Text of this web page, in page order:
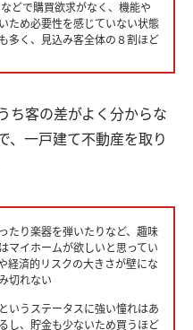
どで購買欲求がなく、機能や
ため必要性を感じていない状態
多く、見込み客全体の８割ほど
ち客の差がよく分からな
、一戸建て不動産を取り
たり楽器を弾いたりなど、趣味
マイホームが欲しいと思ってい
経済的リスクの大きさが壁にな
切れない
いうステータスに強い憧れはあ
し、貯金も少ないため買うほど